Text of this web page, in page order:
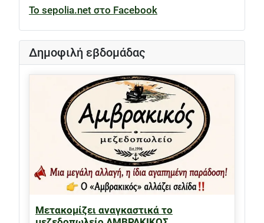
Το sepolia.net στο Facebook
Δημοφιλή εβδομάδας
Μετακομίζει αναγκαστικά το